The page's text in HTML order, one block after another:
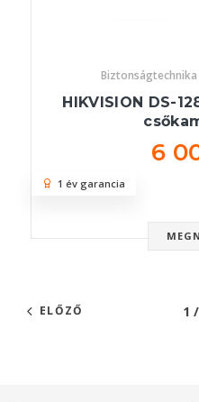
Biztonságtechnika
HIKVISION DS-
6
1 év garancia
ELŐZŐ 1